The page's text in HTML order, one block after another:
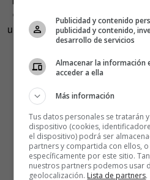
demostrar la importancia del
una época en la que un mapa
lo que había más allá de
Publicidad y contenido
publicidad y contenido,
desarrollo de servicios
Almacenar la información
acceder a ella
Más información
Tus datos personales se tratarán
dispositivo (cookies,
el dispositivo) podrá ser
partners y compartida con ellos,
específicamente por este sitio.
nuestros partners podemos usar
geolocalización. Lista de partners.